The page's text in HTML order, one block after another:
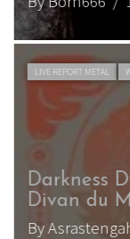
LIVE REPORT METAL
Darkness
Divan du
By